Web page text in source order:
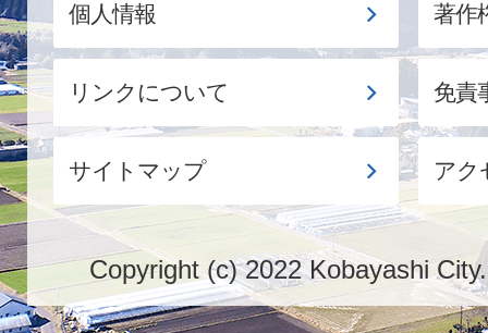
個人情報 著作
リンクについて 免責
サイトマップ アク
Copyright (c) 2022 Kobayashi